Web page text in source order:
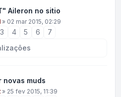
Aileron no sitio
» 02 mar 2015, 02:29
3 4 5 6
7
novas muds
» 25 fev 2015, 11:39